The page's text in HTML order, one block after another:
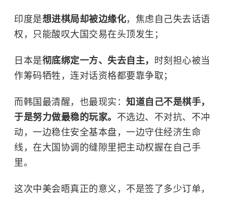
印度是想进棋局却被边缘化，焦虑自己失去话语
权，只能酸叹大国交易在头顶发生；
日本是彻底绑定一方、失去自主，
时刻担心被当
作筹码牺牲，连对话资格都要靠争取；
而韩国最清醒，也最现实： 知道自己不是棋手，
于是努力做最稳的玩家。 不选边、不对抗、不冲
动，一边稳住安全基本盘，一边守住经济生命
线，在大国协调的缝隙里把主动权握在自己手
里。
这次中美会晤真正的意义，不是签了多少订单，